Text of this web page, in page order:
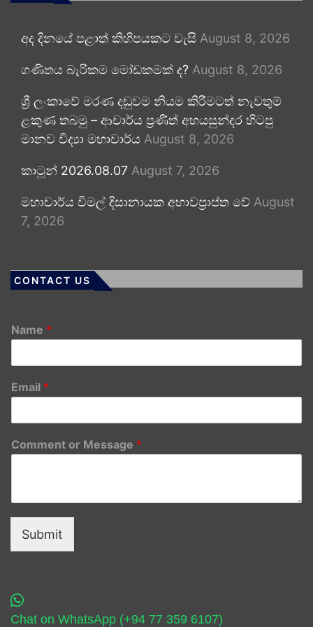
අද දිනයේ පළාත් කිහිපයකට වැසි August 8, 2026
ගණිතය බැරිකම මෝඩකමක් ද? August 8, 2026
ශ්‍රී ලංකාවේ මරණ දඬුවම නියම කිරීමටත් නැවතුම්
ළකුණ තබමු – ආචාර්ය ප්‍රණීත් අභයසුන්දර හිටපු
මානව විද්‍යා මහාචාර්ය August 8, 2026
කාටූන් 2026.08.07 August 7, 2026
මහාචාර්ය විමල් දිසානායක අභාවප්‍රාප්ත වේ August
7, 2026
CONTACT US
Name *
Email *
Comment or Message *
Submit
Chat on WhatsApp (+94 77 359 6107)